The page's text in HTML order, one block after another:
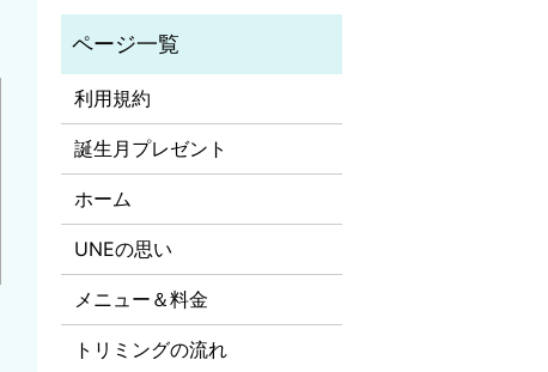
利用規約
誕生月プレゼント
ホーム
UNEの思い
メニュー＆料金
トリミングの流れ